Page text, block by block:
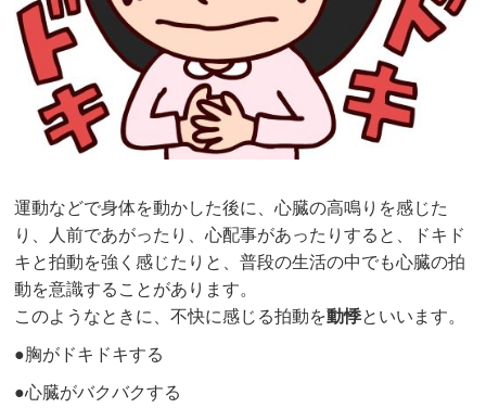
運動などで身体を動かした後に、心臓の高鳴りを感じた
り、人前であがったり、心配事があったりすると、ドキド
キと拍動を強く感じたりと、普段の生活の中でも心臓の拍
動を意識することがあります。
このようなときに、不快に感じる拍動を動悸といいます。
●胸がドキドキする
●心臓がバクバクする